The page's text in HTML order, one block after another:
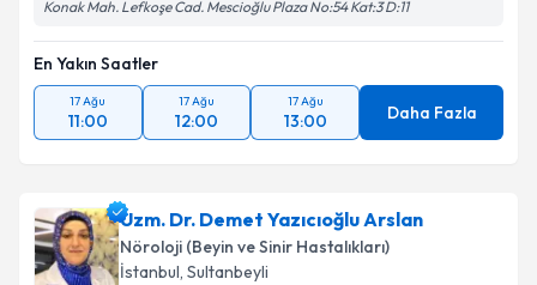
Konak Mah. Lefkoşe Cad. Mescioğlu Plaza No:54 Kat:3 D:11
En Yakın Saatler
17 Ağu
11:00
17 Ağu
12:00
17 Ağu
13:00 Daha Fazla
Uzm. Dr. Demet Yazıcıoğlu Arslan
Nöroloji (Beyin ve Sinir Hastalıkları)
İstanbul, Sultanbeyli